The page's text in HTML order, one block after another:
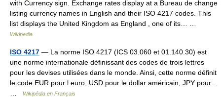
with Currency sign. Exchange rates display at a Bureau de change
listing currency names in English and their ISO 4217 codes. This
list displays the United Kingdom as England , one of its… …
Wikipedia
ISO 4217 — La norme ISO 4217 (ICS 03.060 et 01.140.30) est
une norme internationale définissant des codes de trois lettres
pour les devises utilisées dans le monde. Ainsi, cette norme définit
le code EUR pour l euro, USD pour le dollar américain, JPY pour…
Wikipédia en Français